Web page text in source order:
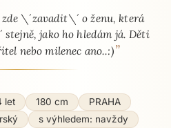
\´zavadit\´ o ženu, která
jako ho hledám já. Děti
nebo milenec ano..:)”
let 180 cm
PRAHA
s výhledem: navždy